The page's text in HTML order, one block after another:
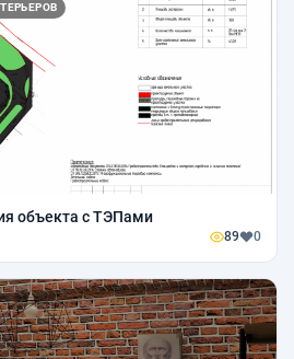
объекта с ТЭПами
89 0